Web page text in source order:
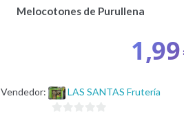
Melocotones de Purullena
1,99
Vendedor: LAS SANTAS Frutería